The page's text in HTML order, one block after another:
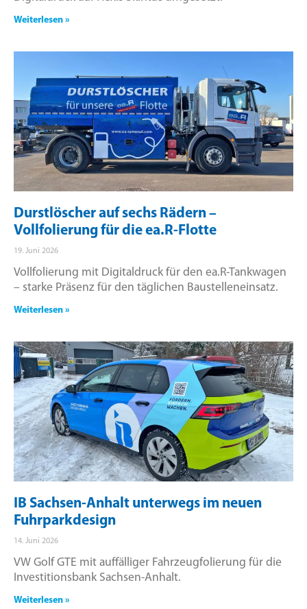
Weiterlesen »
Durstlöscher auf sechs Rädern –
Vollfolierung für die ea.R-Flotte
19. Juni 2026
Vollfolierung mit Digitaldruck für den ea.R-Tankwagen
– starke Präsenz für den täglichen Baustelleneinsatz.
Weiterlesen »
IB Sachsen-Anhalt unterwegs im neuen
Fuhrparkdesign
14. Juni 2026
VW Golf GTE mit auffälliger Fahrzeugfolierung für die
Investitionsbank Sachsen-Anhalt.
Weiterlesen »